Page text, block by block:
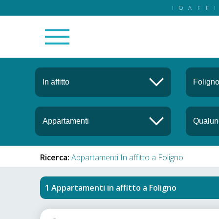
Ricerca: Appartamenti In affitto a Foligno
Appartamenti in affitto a Foligno